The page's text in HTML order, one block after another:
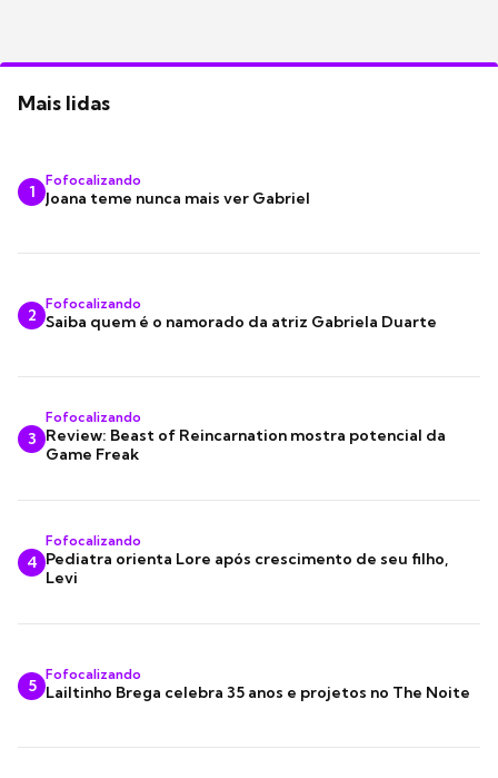
Mais lidas
1
Fofocalizando
Joana teme nunca mais ver Gabriel
2
Fofocalizando
Saiba quem é o namorado da atriz Gabriela Duarte
3
Fofocalizando
Review: Beast of Reincarnation mostra potencial da
Game Freak
4
Fofocalizando
Pediatra orienta Lore após crescimento de seu filho,
Levi
5
Fofocalizando
Lailtinho Brega celebra 35 anos e projetos no The Noite